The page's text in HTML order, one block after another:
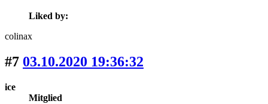
Liked by:
colinax
#7 03.10.2020 19:36:32
ice
Mitglied